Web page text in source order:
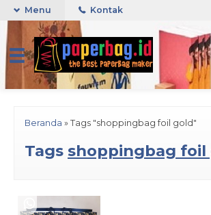
Menu Kontak
Beranda » Tags "shoppingbag foil gold"
Tags shoppingbag foil